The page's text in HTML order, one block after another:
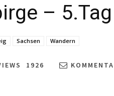
– 5.Tag
Sachsen Wandern
1926